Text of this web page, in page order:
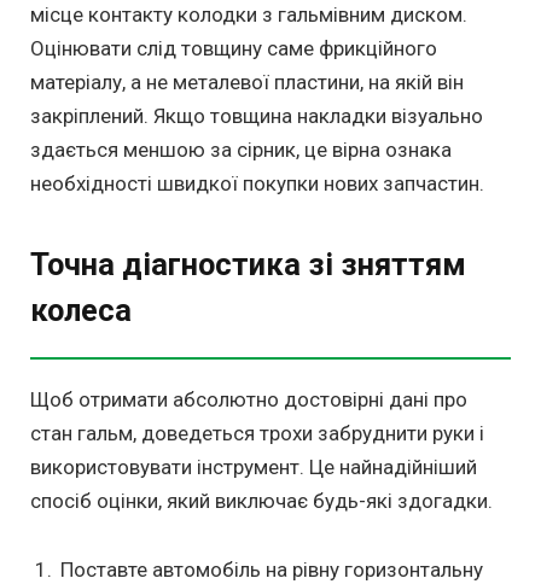
місце контакту колодки з гальмівним диском.
Оцінювати слід товщину саме фрикційного
матеріалу, а не металевої пластини, на якій він
закріплений. Якщо товщина накладки візуально
здається меншою за сірник, це вірна ознака
необхідності швидкої покупки нових запчастин.
Точна діагностика зі зняттям
колеса
Щоб отримати абсолютно достовірні дані про
стан гальм, доведеться трохи забруднити руки і
використовувати інструмент. Це найнадійніший
спосіб оцінки, який виключає будь-які здогадки.
Поставте автомобіль на рівну горизонтальну